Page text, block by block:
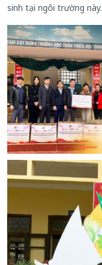
sinh tại ngôi trường này.